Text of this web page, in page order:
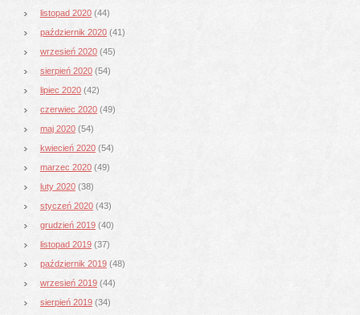
listopad 2020 (44)
październik 2020 (41)
wrzesień 2020 (45)
sierpień 2020 (54)
lipiec 2020 (42)
czerwiec 2020 (49)
maj 2020 (54)
kwiecień 2020 (54)
marzec 2020 (49)
luty 2020 (38)
styczeń 2020 (43)
grudzień 2019 (40)
listopad 2019 (37)
październik 2019 (48)
wrzesień 2019 (44)
sierpień 2019 (34)